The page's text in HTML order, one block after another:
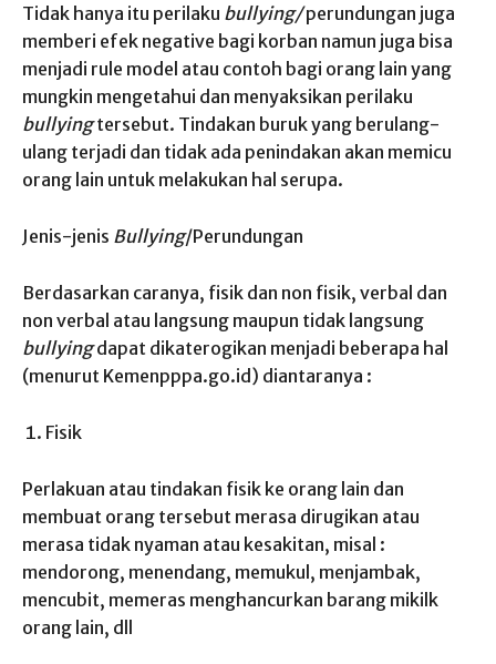
Tidak hanya itu perilaku bullying/perundungan juga
memberi efek negative bagi korban namun juga bisa
menjadi rule model atau contoh bagi orang lain yang
mungkin mengetahui dan menyaksikan perilaku
bullyingtersebut. Tindakan buruk yang berulang-
ulang terjadi dan tidak ada penindakan akan memicu
orang lain untuk melakukan hal serupa.
Jenis-jenis Bullying/Perundungan
Berdasarkan caranya, fisik dan non fisik, verbal dan
non verbal atau langsung maupun tidak langsung
bullyingdapat dikaterogikan menjadi beberapa hal
(menurut Kemenpppa.go.id) diantaranya :
Fisik
Perlakuan atau tindakan fisik ke orang lain dan
membuat orang tersebut merasa dirugikan atau
merasa tidak nyaman atau kesakitan, misal :
mendorong, menendang, memukul, menjambak,
mencubit, memeras menghancurkan barang mikilk
orang lain, dll